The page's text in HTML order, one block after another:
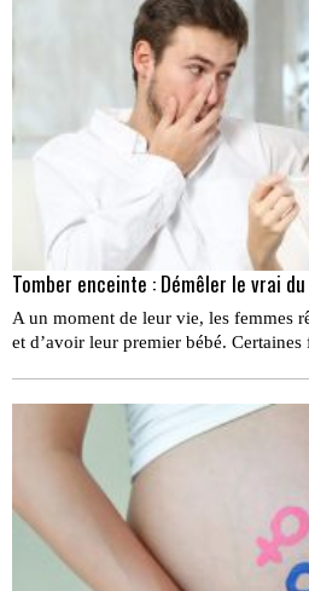
Tomber enceinte : Démêler le vrai
A un moment de leur vie, les femmes
et d’avoir leur premier bébé.